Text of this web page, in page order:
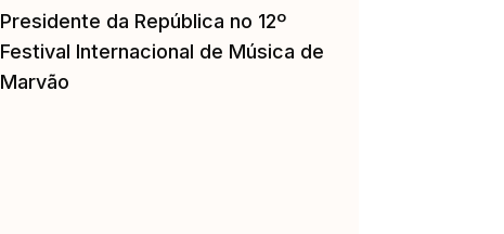
Presidente da República no 12º
Festival Internacional de Música de
Marvão